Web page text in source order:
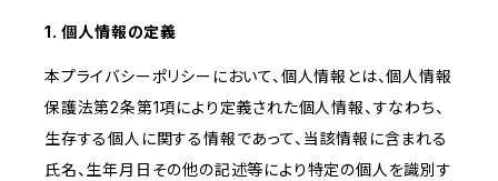
1. 個人情報の定義
本プライバシーポリシーにおいて、個人情報とは、個人情報
保護法第2条第1項により定義された個人情報、すなわち、
生存する個人に関する情報であって、当該情報に含まれる
氏名、生年月日その他の記述等により特定の個人を識別す